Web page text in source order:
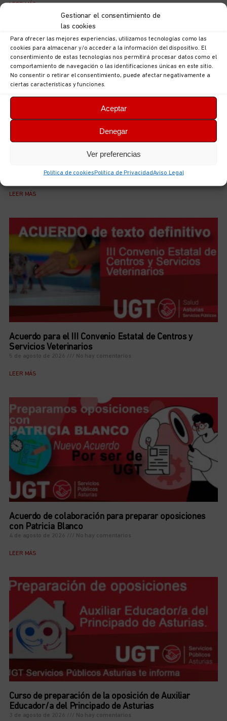
Gestionar el consentimiento de
las cookies
Para ofrecer las mejores experiencias, utilizamos tecnologías como las
cookies para almacenar y/o acceder a la información del dispositivo. El
consentimiento de estas tecnologías nos permitirá procesar datos como el
comportamiento de navegación o las identificaciones únicas en este sitio.
No consentir o retirar el consentimiento, puede afectar negativamente a
ciertas características y funciones.
Aceptar
Denegar
Ver preferencias
Política de cookies Política de PrivacidadAviso Legal
LEER MÁS
ordenación puestos en la Consejería de Hacienda,
5 de agosto de 2026 No hay comentarios
LEER MÁS
Acuerdo para el III Convenio Estatal de Centros y
Servicios Veterinarios
5 de agosto de 2026 No hay comentarios
LEER MÁS
Acuerdo de colaboración para preparar oposiciones
con Patricia Blanco
4 de agosto de 2026 No hay comentarios
LEER MÁS
Curso de preparación de la oposición de Auxiliar
Educador/a del Principado de Asturias
3 de agosto de 2026 No hay comentarios